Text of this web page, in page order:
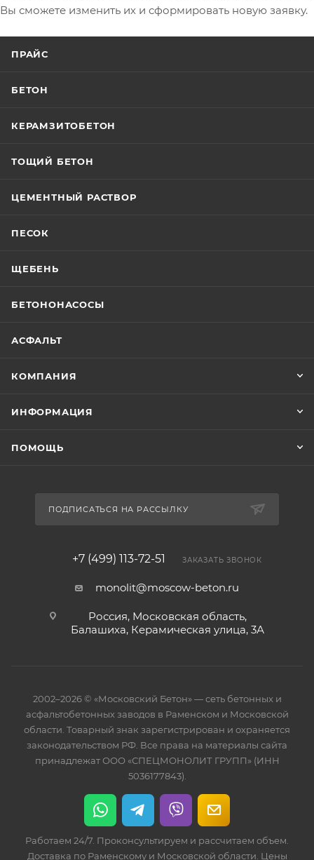
Вы сможете изменить их и сформировать новую заявку.
ПРАЙС
БЕТОН
КЕРАМЗИТОБЕТОН
ТОЩИЙ БЕТОН
ЦЕМЕНТНЫЙ РАСТВОР
ПЕСОК
ЩЕБЕНЬ
БЕТОНОНАСОСЫ
АСФАЛЬТ
КОМПАНИЯ
ИНФОРМАЦИЯ
ПОМОЩЬ
ПОДПИСАТЬСЯ НА РАССЫЛКУ
+7 (499) 113-72-51 ЗАКАЗАТЬ ЗВОНОК
monolit@moscow-beton.ru
Россия, Московская область,
Балашиха, Керамическая улица, 3А
2002–2026 © «Московский Бетон» — сеть бетонных и
асфальтобетонных заводов в Раменском и Московской
области. Товарный знак зарегистрирован и охраняется
законодательством РФ. Все права на материалы сайта
принадлежат ООО «СПЕЦМОНОЛИТ ГРУПП» (ИНН
5036177843).
Работаем 24/7. Проконсультируем и рассчитаем объем.
Доставка по Раменскому и Московской области. Цены